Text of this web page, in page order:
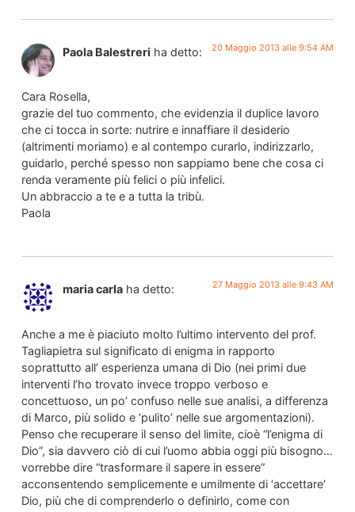
Paola Balestreri ha detto: 20 Maggio 2013 alle 9:54 AM
Cara Rosella,
grazie del tuo commento, che evidenzia il duplice lavoro
che ci tocca in sorte: nutrire e innaffiare il desiderio
(altrimenti moriamo) e al contempo curarlo, indirizzarlo,
guidarlo, perché spesso non sappiamo bene che cosa ci
renda veramente più felici o più infelici.
Un abbraccio a te e a tutta la tribù.
Paola
maria carla ha detto: 27 Maggio 2013 alle 9:43 AM
Anche a me è piaciuto molto l’ultimo intervento del prof.
Tagliapietra sul significato di enigma in rapporto
soprattutto all’ esperienza umana di Dio (nei primi due
interventi l’ho trovato invece troppo verboso e
concettuoso, un po’ confuso nelle sue analisi, a differenza
di Marco, più solido e ‘pulito’ nelle sue argomentazioni).
Penso che recuperare il senso del limite, cioè “l’enigma di
Dio”, sia davvero ciò di cui l’uomo abbia oggi più bisogno…
vorrebbe dire “trasformare il sapere in essere”
acconsentendo semplicemente e umilmente di ‘accettare’
Dio, più che di comprenderlo o definirlo, come con